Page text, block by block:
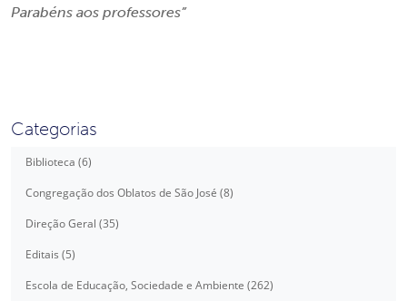
Parabéns aos professores”
Categorias
Biblioteca (6)
Congregação dos Oblatos de São José (8)
Direção Geral (35)
Editais (5)
Escola de Educação, Sociedade e Ambiente (262)